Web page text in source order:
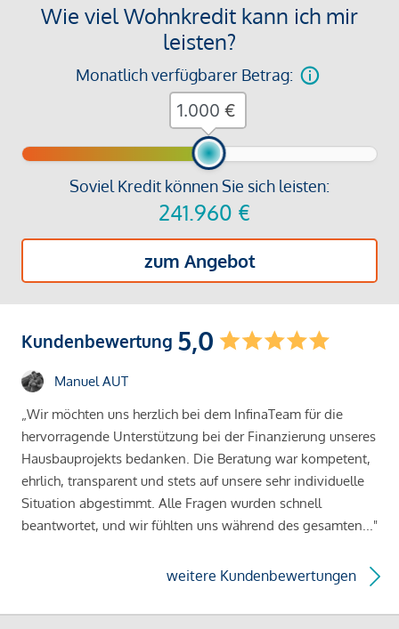
Wie viel Wohnkredit kann ich mir
leisten?
Monatlich verfügbarer Betrag:
Soviel Kredit können Sie sich leisten:
241.960 €
zum Angebot
€
Kundenbewertung 5,0
Manuel AUT
„Wir möchten uns herzlich bei dem InfinaTeam für die
hervorragende Unterstützung bei der Finanzierung unseres
Hausbauprojekts bedanken. Die Beratung war kompetent,
ehrlich, transparent und stets auf unsere sehr individuelle
Situation abgestimmt. Alle Fragen wurden schnell
beantwortet, und wir fühlten uns während des gesamten..."
weitere Kundenbewertungen